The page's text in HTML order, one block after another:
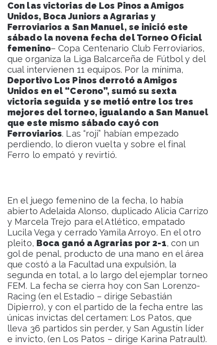
Con las victorias de Los Pinos a Amigos
Unidos, Boca Juniors a Agrarias y
Ferroviarios a San Manuel, se inició este
sábado la novena fecha del Torneo Oficial
femenino– Copa Centenario Club Ferroviarios,
que organiza la Liga Balcarceña de Fútbol y del
cual intervienen 11 equipos. Por la mínima,
Deportivo Los Pinos derrotó a Amigos
Unidos en el “Cerono”, sumó su sexta
victoria seguida y se metió entre los tres
mejores del torneo, igualando a San Manuel
que este mismo sábado cayó con
Ferroviarios. Las “roji” habían empezado
perdiendo, lo dieron vuelta y sobre el final
Ferro lo empató y revirtió.
En el juego femenino de la fecha, lo había
abierto Adelaida Alonso, duplicado Alicia Carrizo
y Marcela Trejo para el Atlético, empatado
Lucila Vega y cerrado Yamila Arroyo. En el otro
pleito, Boca ganó a Agrarias por 2-1, con un
gol de penal, producto de una mano en el área
que costó a la Facultad una expulsión, la
segunda en total, a lo largo del ejemplar torneo
FEM. La fecha se cierra hoy con San Lorenzo-
Racing (en el Estadio – dirige Sebastián
Dipierro), y con el partido de la fecha entre las
únicas invictas del certamen: Los Patos, que
lleva 36 partidos sin perder, y San Agustín líder
e invicto, (en Los Patos – dirige Karina Patrault).